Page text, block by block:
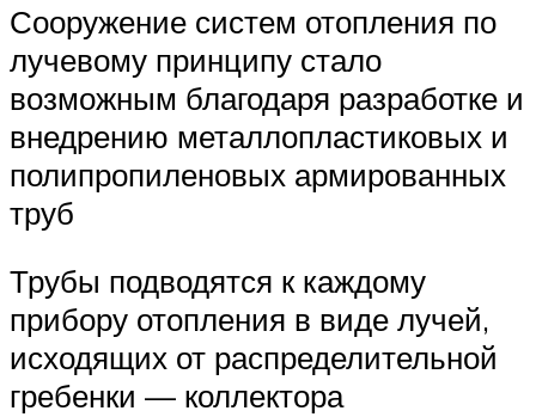
Сооружение систем отопления по
лучевому принципу стало
возможным благодаря разработке и
внедрению металлопластиковых и
полипропиленовых армированных
труб
Трубы подводятся к каждому
прибору отопления в виде лучей,
исходящих от распределительной
гребенки — коллектора